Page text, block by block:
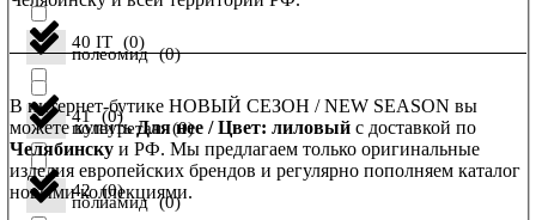
40 IT (0)
41 (0)
42 (0)
полеомид (0)
полеуретан (0)
полиамид (0)
В интернет-бутике НОВЫЙ СЕЗОН / NEW SEASON вы
можете купитьДля нее / Цвет: лиловый с доставкой по
Челябинску и РФ. Мы предлагаем только оригинальные
изделия европейских брендов и регулярно пополняем каталог
новыми коллекциями.